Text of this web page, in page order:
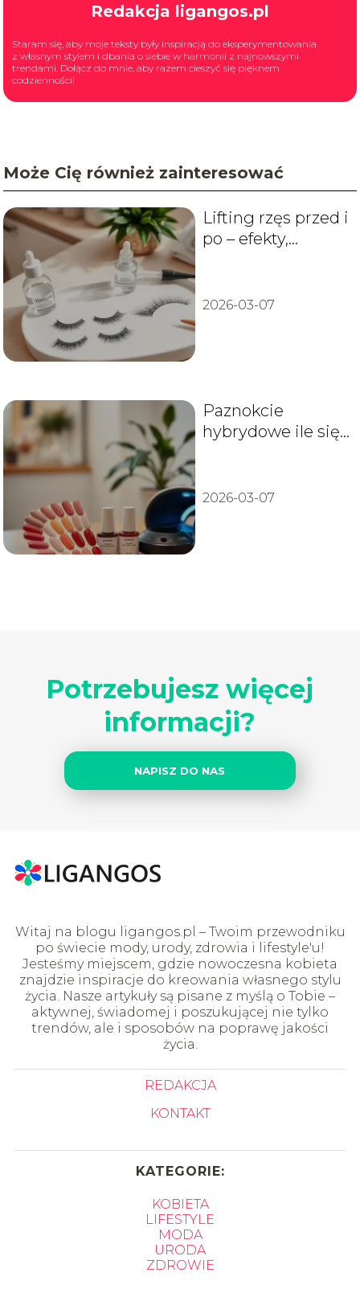
Redakcja ligangos.pl
Staram się, aby moje teksty były inspiracją do eksperymentowania
z własnym stylem i dbania o siebie w harmonii z najnowszymi
trendami. Dołącz do mnie, aby razem cieszyć się pięknem
codzienności!
Może Cię również zainteresować
Lifting rzęs przed i
po – efekty,
2026-03-07
Paznokcie
hybrydowe ile się
2026-03-07
Potrzebujesz więcej
informacji?
NAPISZ DO NAS
Witaj na blogu ligangos.pl – Twoim przewodniku
po świecie mody, urody, zdrowia i lifestyle'u!
Jesteśmy miejscem, gdzie nowoczesna kobieta
znajdzie inspiracje do kreowania własnego stylu
życia. Nasze artykuły są pisane z myślą o Tobie –
aktywnej, świadomej i poszukującej nie tylko
trendów, ale i sposobów na poprawę jakości
życia.
REDAKCJA
KONTAKT
KATEGORIE:
KOBIETA
LIFESTYLE
MODA
URODA
ZDROWIE